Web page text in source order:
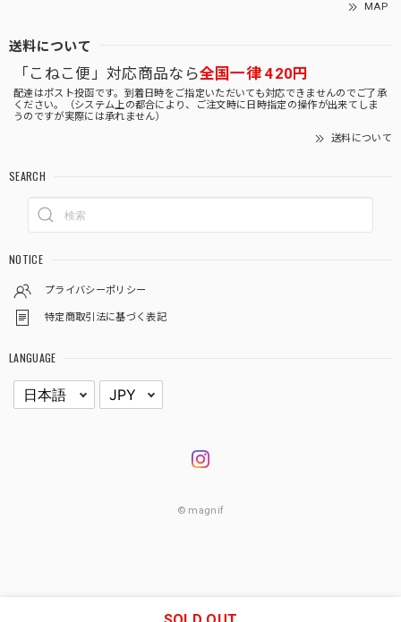
MAP
送料について
「こねこ便」対応商品なら全国一律 420円
配達はポスト投函です。到着日時をご指定いただいても対応できませんのでご了承
ください。（システム上の都合により、ご注文時に日時指定の操作が出来てしま
うのですが実際には承れません）
送料について
SEARCH
NOTICE
プライバシーポリシー
特定商取引法に基づく表記
LANGUAGE
© magnif